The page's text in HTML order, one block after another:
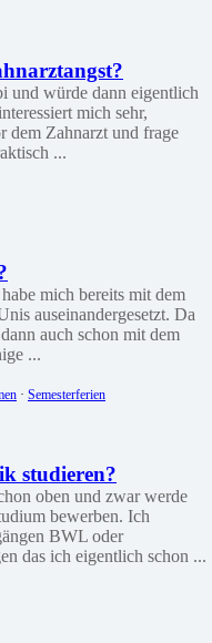
und würde dann eigentlich
mich sehr,
dem Zahnarzt und frage
...
mich bereits mit dem
auseinandergesetzt. Da
auch schon mit dem
...
· Semesterferien
studieren?
oben und zwar werde
bewerben. Ich
BWL oder
das ich eigentlich schon ...